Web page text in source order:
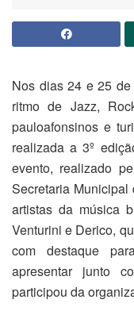
Nos dias 24 e 25
ritmo de Jazz,
pauloafonsinos e
realizada a 3º
evento, realizado
Secretaria
artistas da música
Venturini e Derico,
com destaque
apresentar junto
participou da